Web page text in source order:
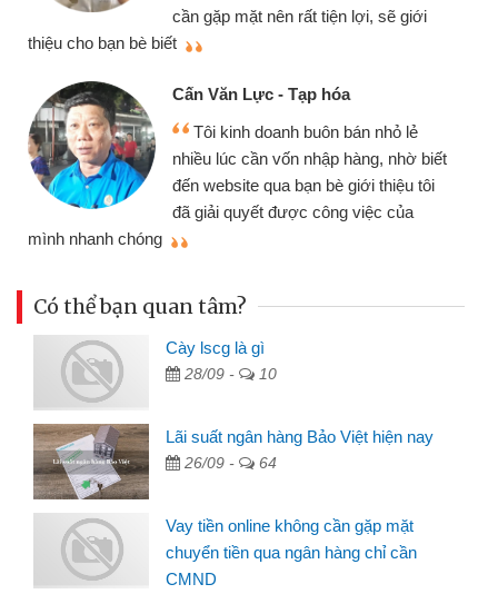
cần gặp mặt nên rất tiện lợi, sẽ giới
thiệu cho bạn bè biết
Cấn Văn Lực - Tạp hóa
Tôi kinh doanh buôn bán nhỏ lẻ
nhiều lúc cần vốn nhập hàng, nhờ biết
đến website qua bạn bè giới thiệu tôi
đã giải quyết được công việc của
mình nhanh chóng
Có thể bạn quan tâm?
Cày lscg là gì
28/09 - 10
Lãi suất ngân hàng Bảo Việt hiện nay
26/09 - 64
Vay tiền online không cần gặp mặt
chuyển tiền qua ngân hàng chỉ cần
CMND